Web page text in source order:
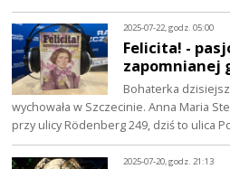
2025-07-22, godz. 05:00
Felicita! -
zapomnianej
Bohaterka
wychowała w Szczecinie. Anna Maria
przy ulicy Rödenberg 249, dziś to ulica
2025-07-20, godz. 21:13